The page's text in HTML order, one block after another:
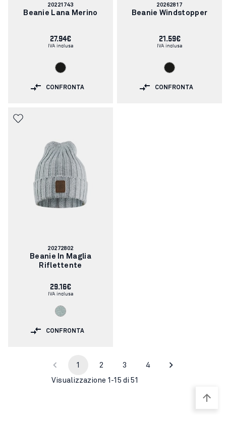
Codice
articolo:
20221743
Beanie Lana Merino
27.94€
IVA inclusa
CONFRONTA
Codice
articolo:
20262817
Beanie Windstopper
21.59€
IVA inclusa
CONFRONTA
Codice
articolo:
20272802
Beanie In Maglia
Riflettente
29.16€
IVA inclusa
CONFRONTA
1 2 3 4
Visualizzazione 1-15 di 51